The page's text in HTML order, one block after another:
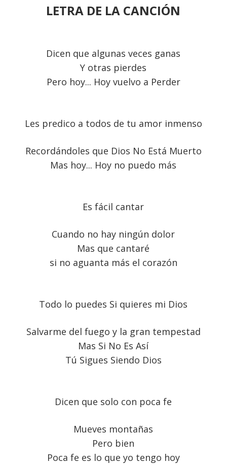
LETRA DE LA CANCIÓN
Dicen que algunas veces ganas
Y otras pierdes
Pero hoy... Hoy vuelvo a Perder
Les predico a todos de tu amor inmenso
Recordándoles que Dios No Está Muerto
Mas hoy... Hoy no puedo más
Es fácil cantar
Cuando no hay ningún dolor
Mas que cantaré
si no aguanta más el corazón
Todo lo puedes Si quieres mi Dios
Salvarme del fuego y la gran tempestad
Mas Si No Es Así
Tú Sigues Siendo Dios
Dicen que solo con poca fe
Mueves montañas
Pero bien
Poca fe es lo que yo tengo hoy